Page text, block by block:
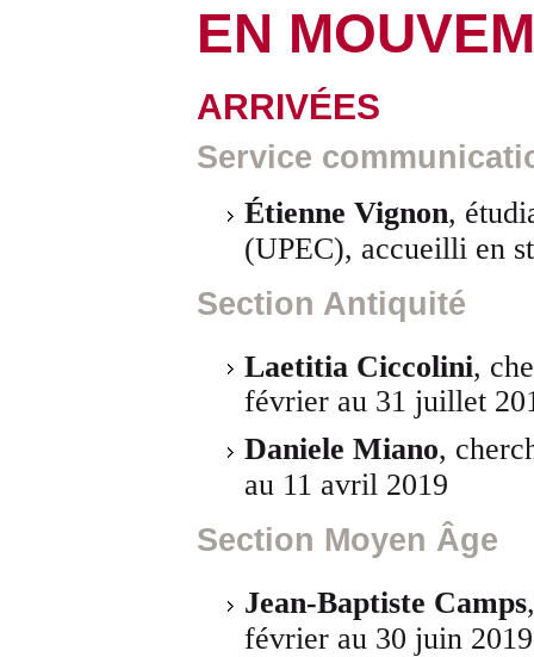
EN
ARRIVÉES
Service
Étienne Vignon,
(UPEC), accueilli en
Section Antiquité
Laetitia Ciccolini,
février au 31 juillet
Daniele Miano,
au 11 avril 2019
Section Moyen Âge
Jean-Baptiste Camps
février au 30 juin 2019